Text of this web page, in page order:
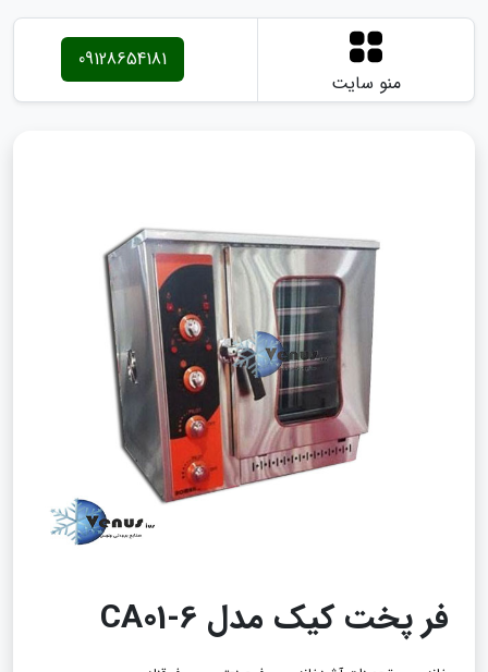
منو سایت
09128654181
فر پخت کیک مدل CA01-6